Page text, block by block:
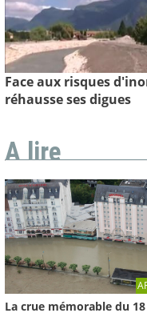
Face aux risques
réhausse ses digues
A lire
La crue mémorable du